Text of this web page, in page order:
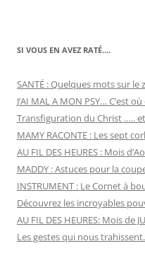
SI VOUS EN AVEZ RATÉ….
SANTÉ : Quelques mots sur le
J’AI MAL A MON PSY… C’est
Transfiguration du Christ …..
MAMY RACONTE : Les sept
AU FIL DES HEURES : Mois
MADDY : Astuces pour la
INSTRUMENT : Le Cornet à
Découvrez les incroyables
AU FIL DES HEURES: Mois de
Les gestes qui nous